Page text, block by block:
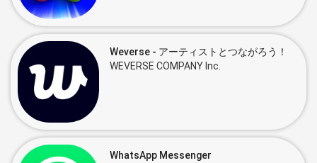
Weverse - アーティストとつながろう！
WEVERSE COMPANY Inc.
WhatsApp Messenger